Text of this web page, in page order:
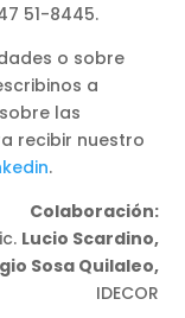
51-8445.
o sobre
a
las
recibir nuestro
.
Colaboración:
Lucio Scardino,
Sosa Quilaleo,
IDECOR